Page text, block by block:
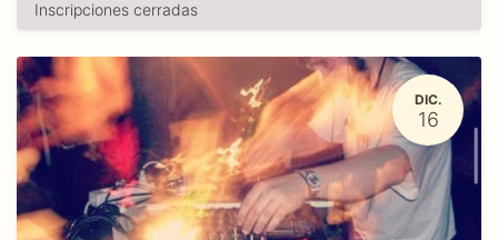
Inscripciones cerradas
DIC.
16